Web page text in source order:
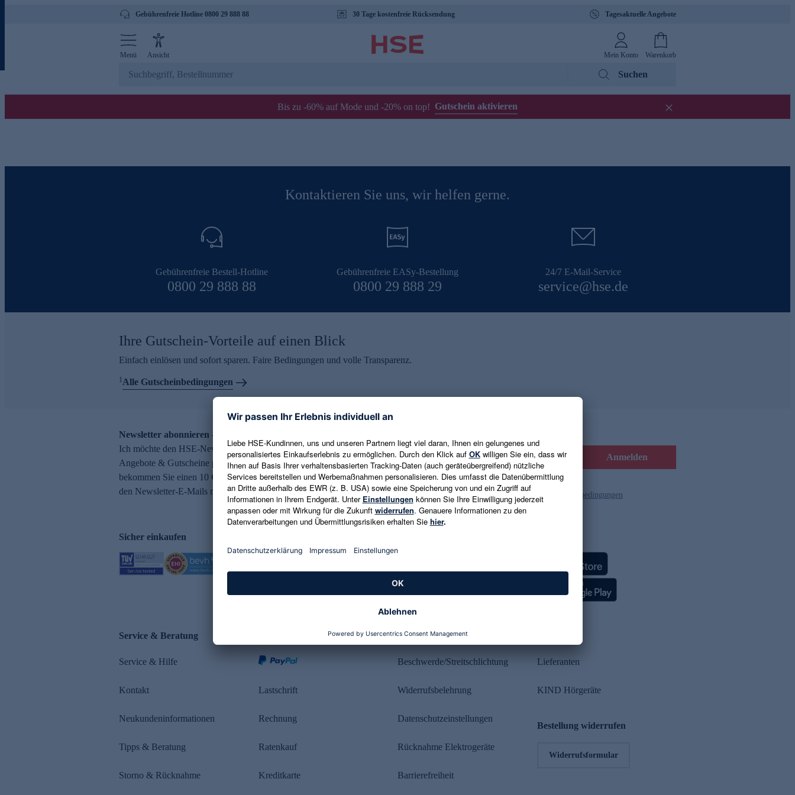
Gebührenfreie Hotline 0800 29 888 88 30 Tage kostenfreie Rücksendung Tagesaktuelle Angebote
Menü Ansicht Mein Konto Warenkorb
Suchen
Bis zu -60% auf Mode und -20% on top! Gutschein aktivieren
Kontaktieren Sie uns, wir helfen gerne.
Gebührenfreie Bestell-Hotline
0800 29 888 88
Gebührenfreie EASy-Bestellung
0800 29 888 29
24/7 E-Mail-Service
service@hse.de
Ihre Gutschein-Vorteile auf einen Blick
Einfach einlösen und sofort sparen. Faire Bedingungen und volle Transparenz.
1Alle Gutscheinbedingungen
Newsletter abonnieren – 10 € Gutschein erhalten
Ich möchte den HSE-Newsletter abonnieren und aktuelle Trends,
Angebote & Gutscheine per E-Mail erhalten. Als Dankeschön
bekommen Sie einen 10 € Gutschein. Eine Abmeldung ist jederzeit in
den Newsletter-E-Mails möglich.
E-Mail-Adresse eingeben Anmelden
Es gelten die Datenschutzrichtlinien und die Gutscheinbedingungen
Sicher einkaufen
Service & Beratung
Service & Hilfe
Kontakt
Neukundeninformationen
Tipps & Beratung
Storno & Rücknahme
Lastschrift
Rechnung
Ratenkauf
Kreditkarte
Rechtliches
Beschwerde/Streitschlichtung
Widerrufsbelehrung
Datenschutzeinstellungen
Rücknahme Elektrogeräte
Barrierefreiheit
Lieferanten
KIND Hörgeräte
Bestellung widerrufen
Widerrufsformular